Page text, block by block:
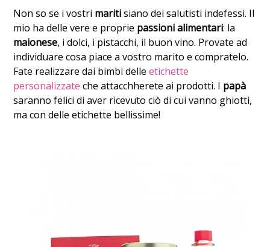
Non so se i vostri maritisiano dei salutisti indefessi. Il
mio ha delle vere e proprie passioni alimentari: la
maionese, i dolci, i pistacchi, il buon vino. Provate ad
individuare cosa piace a vostro marito e compratelo.
Fate realizzare dai bimbi delleetichette
personalizzate che attacchherete ai prodotti. I papà
saranno felici di aver ricevuto ciò di cui vanno ghiotti,
ma con delle etichette bellissime!